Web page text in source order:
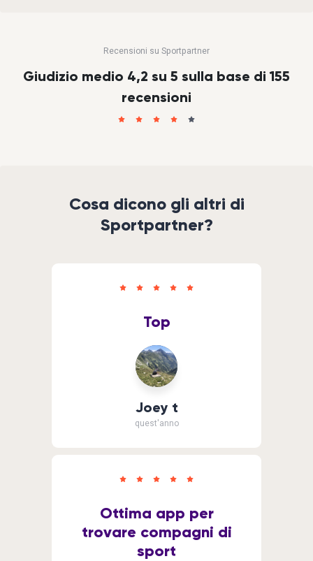
Recensioni su Sportpartner
Giudizio medio 4,2 su 5 sulla base di 155
recensioni
Cosa dicono gli altri di
Sportpartner?
Joey t
quest'anno
Top
Ottima app per
trovare compagni di
sport